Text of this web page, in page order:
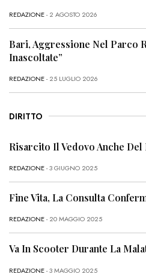
REDAZIONE- 2 AGOSTO 2026
Bari, Aggressione Nel Parco
Inascoltate”
REDAZIONE- 25 LUGLIO 2026
DIRITTO
Risarcito Il Vedovo Anche
REDAZIONE- 3 GIUGNO 2025
Fine Vita, La Consulta
REDAZIONE- 20 MAGGIO 2025
Va In Scooter Durante La
REDAZIONE- 3 MAGGIO 2025